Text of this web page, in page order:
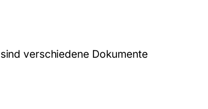
verschiedene Dokumente